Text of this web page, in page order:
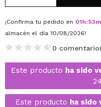
¡Confirma tu pedido en 01h:53m
almacén el día 10/08/2026!
0
Este producto ha sido
Este producto ha sido